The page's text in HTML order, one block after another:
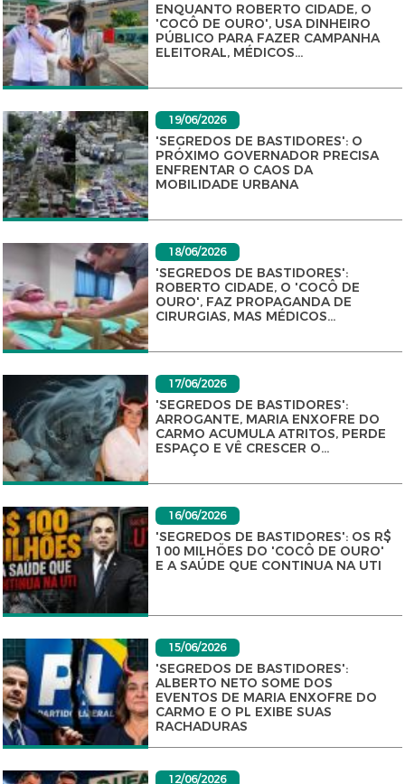
ENQUANTO ROBERTO CIDADE, O
'COCÔ DE OURO', USA DINHEIRO
PÚBLICO PARA FAZER CAMPANHA
ELEITORAL, MÉDICOS...
19/06/2026
'SEGREDOS DE BASTIDORES': O
PRÓXIMO GOVERNADOR PRECISA
ENFRENTAR O CAOS DA
MOBILIDADE URBANA
18/06/2026
'SEGREDOS DE BASTIDORES':
ROBERTO CIDADE, O 'COCÔ DE
OURO', FAZ PROPAGANDA DE
CIRURGIAS, MAS MÉDICOS...
17/06/2026
'SEGREDOS DE BASTIDORES':
ARROGANTE, MARIA ENXOFRE DO
CARMO ACUMULA ATRITOS, PERDE
ESPAÇO E VÊ CRESCER O...
16/06/2026
'SEGREDOS DE BASTIDORES': OS R$
100 MILHÕES DO 'COCÔ DE OURO'
E A SAÚDE QUE CONTINUA NA UTI
15/06/2026
'SEGREDOS DE BASTIDORES':
ALBERTO NETO SOME DOS
EVENTOS DE MARIA ENXOFRE DO
CARMO E O PL EXIBE SUAS
RACHADURAS
12/06/2026